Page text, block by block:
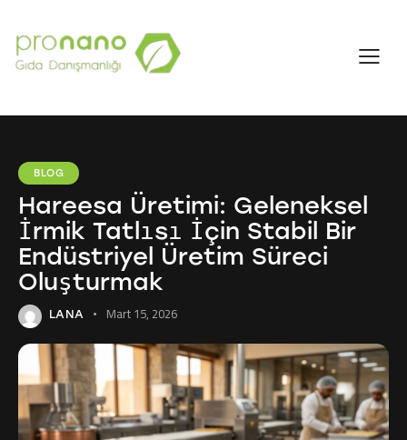
BLOG
Hareesa Üretimi: Geleneksel
İrmik Tatlısı İçin Stabil Bir
Endüstriyel Üretim Süreci
Oluşturmak
LANA Mart 15, 2026